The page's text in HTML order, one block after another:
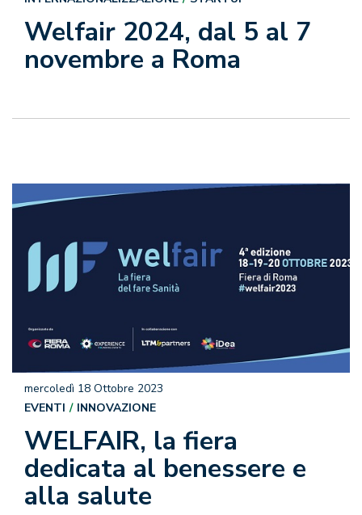
Welfair 2024, dal 5 al 7
novembre a Roma
WELFAIR, la fiera
dedicata al benessere e
alla salute
mercoledì 18 Ottobre 2023
EVENTI
INNOVAZIONE